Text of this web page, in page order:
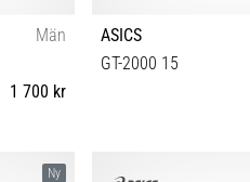
Män
1 700 kr
ASICS
GT-2000 15
40½ 41½ 42 42½
Ny